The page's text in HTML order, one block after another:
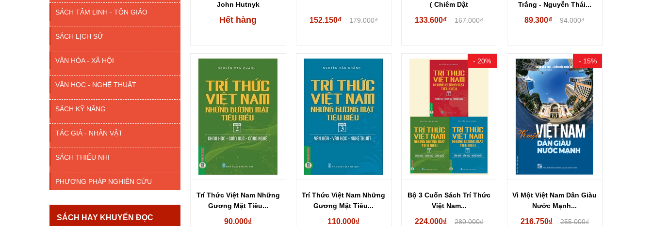
John Hutnyk
Hết hàng 152.150₫ 179.000₫
( Chiêm Dật
133.600₫ 167.000₫
Trắng - Nguyễn Thái...
89.300₫ 94.000₫
Trí Thức Việt Nam Những
Gương Mặt Tiêu...
90.000₫
Trí Thức Việt Nam Những
Gương Mặt Tiêu...
110.000₫
- 20%
Bộ 3 Cuốn Sách Trí Thức
Việt Nam...
224.000₫ 280.000₫
- 15%
Vì Một Việt Nam Dân Giàu
Nước Mạnh...
216.750₫ 255.000₫
SÁCH TÂM LINH - TÔN GIÁO
SÁCH LỊCH SỬ
VĂN HÓA - XÃ HỘI
VĂN HỌC - NGHỆ THUẬT
SÁCH KỸ NĂNG
TÁC GIẢ - NHÂN VẬT
SÁCH THIẾU NHI
PHƯƠNG PHÁP NGHIÊN CỨU
SÁCH HAY KHUYẾN ĐỌC